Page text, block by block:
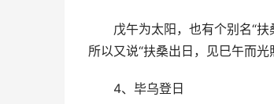
戊午为太阳，也有个别名“
所以又说“扶桑出日，见巳午而光
4、毕乌登日